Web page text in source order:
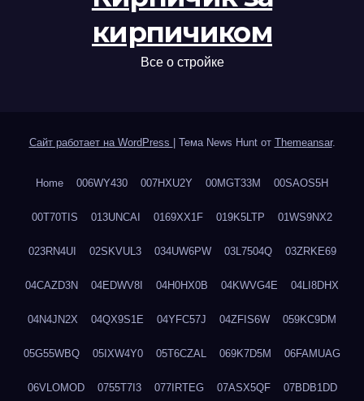
кирпичиком
Все о стройке
Сайт работает на WordPress Тема News Hunt от Themeansar.
Home 006WY430 007HXU2Y 00MGT33M 00SAOS5H
00T70TIS 013UNCAI 0169XX1F 019K5LTP 01WS9NX2
023RN4UI 02SKVUL3 034UW6PW 03L7504Q 03ZRKE69
04CAZD3N 04EDWV8I 04H0HX0B 04KWVG4E 04LI8DHX
04N4JN2X 04QX9S1E 04YFC57J 04ZFIS6W 059KC9DM
05G55WBQ 05IXW4Y0 05T6CZAL 069K7D5M 06FAMUAG
06VLOMOD 0755T7I3 077IRTEG 07ASX5QF 07BDB1DD